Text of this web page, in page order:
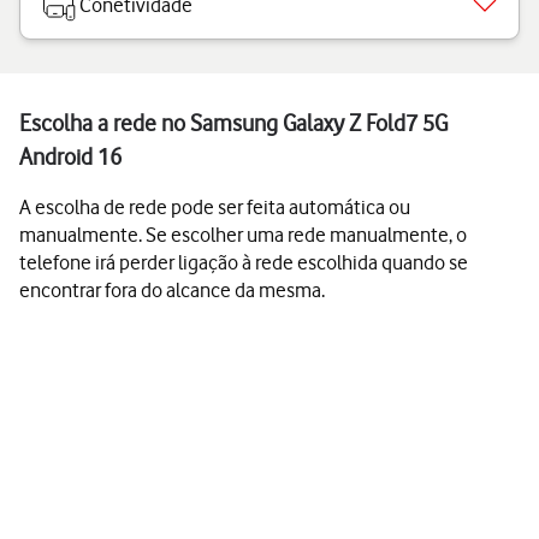
Conetividade
Escolha a rede no Samsung Galaxy Z Fold7 5G
Android 16
A escolha de rede pode ser feita automática ou
manualmente. Se escolher uma rede manualmente, o
telefone irá perder ligação à rede escolhida quando se
encontrar fora do alcance da mesma.